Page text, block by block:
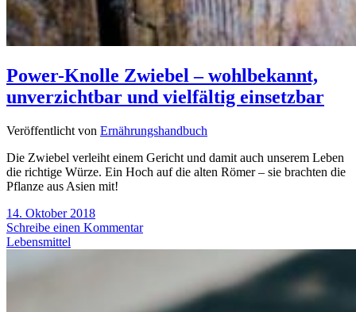
Power-Knolle Zwiebel – wohlbekannt,
unverzichtbar und vielfältig einsetzbar
Veröffentlicht von Ernährungshandbuch
Die Zwiebel verleiht einem Gericht und damit auch unserem Leben
die richtige Würze. Ein Hoch auf die alten Römer – sie brachten die
Pflanze aus Asien mit!
14. Oktober 2018
Schreibe einen Kommentar
Lebensmittel